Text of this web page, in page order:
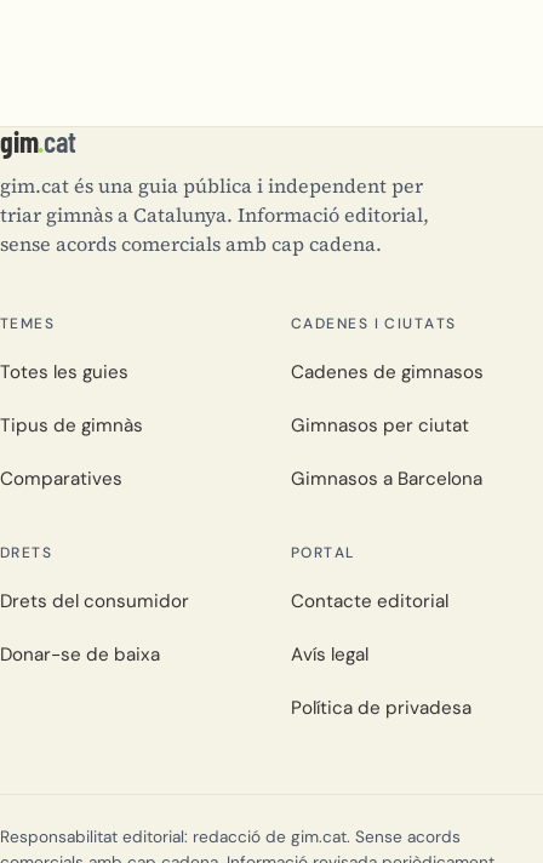
gim.cat
gim.cat és una guia pública i independent per
triar gimnàs a Catalunya. Informació editorial,
sense acords comercials amb cap cadena.
TEMES
Totes les guies
Tipus de gimnàs
Comparatives
CADENES I CIUTATS
Cadenes de gimnasos
Gimnasos per ciutat
Gimnasos a Barcelona
DRETS
Drets del consumidor
Donar-se de baixa
PORTAL
Contacte editorial
Avís legal
Política de privadesa
Responsabilitat editorial: redacció de gim.cat. Sense acords